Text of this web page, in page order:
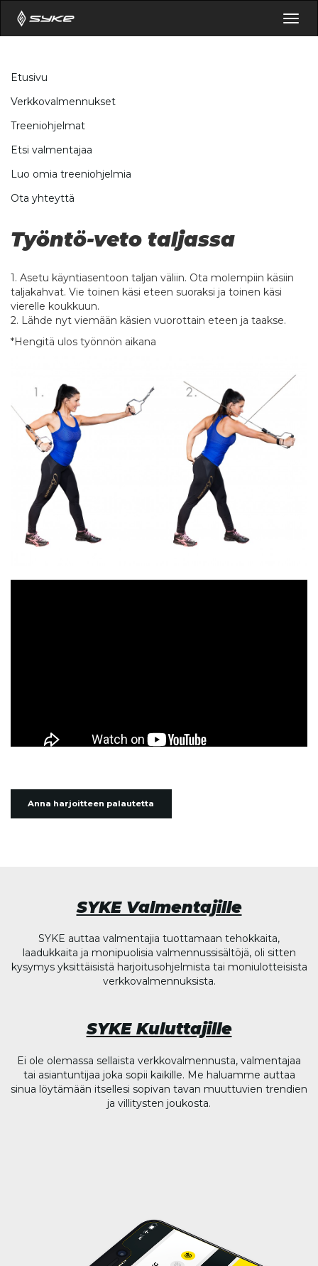
Etusivu
Verkkovalmennukset
Treeniohjelmat
Etsi valmentajaa
Luo omia treeniohjelmia
Ota yhteyttä
Työntö-veto taljassa
1. Asetu käyntiasentoon taljan väliin. Ota molempiin käsiin
taljakahvat. Vie toinen käsi eteen suoraksi ja toinen käsi
vierelle koukkuun.
2. Lähde nyt viemään käsien vuorottain eteen ja taakse.
*Hengitä ulos työnnön aikana
Anna harjoitteen palautetta
SYKE Valmentajille
SYKE auttaa valmentajia tuottamaan tehokkaita,
laadukkaita ja monipuolisia valmennussisältöjä, oli sitten
kysymys yksittäisistä harjoitusohjelmista tai moniulotteisista
verkkovalmennuksista.
SYKE Kuluttajille
Ei ole olemassa sellaista verkkovalmennusta, valmentajaa
tai asiantuntijaa joka sopii kaikille. Me haluamme auttaa
sinua löytämään itsellesi sopivan tavan muuttuvien trendien
ja villitysten joukosta.